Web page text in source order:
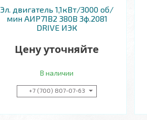
Эл. двигатель 1,1кВт/3000 об/
мин АИР71B2 380В 3ф.2081
DRIVE ИЭК
Цену уточняйте
В наличии
+7 (700) 807-07-63